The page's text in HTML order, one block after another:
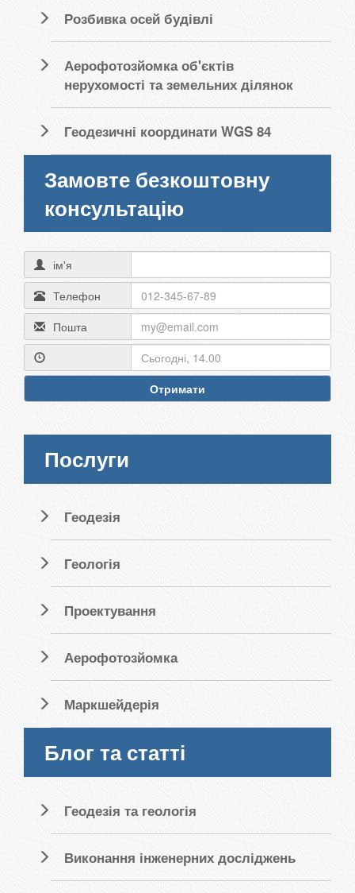
Розбивка осей будівлі
Аерофотозйомка об'єктів
нерухомості та земельних ділянок
Геодезичні координати WGS 84
Замовте безкоштовну
консультацію
ім'я
Телефон
Пошта
Отримати
Послуги
Геодезія
Геологія
Проектування
Аерофотозйомка
Маркшейдерія
Блог та статті
Геодезія та геологія
Виконання інженерних досліджень